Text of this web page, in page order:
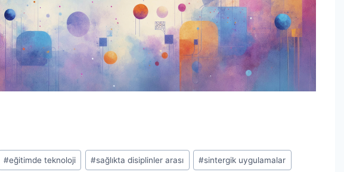
#eğitimde teknoloji #sağlıkta disiplinler arası #sintergik uygulamalar